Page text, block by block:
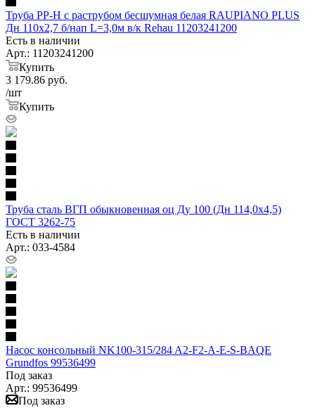
Труба PP-H с раструбом бесшумная белая RAUPIANO PLUS
Дн 110х2,7 б/нап L=3,0м в/к Rehau 11203241200
Есть в наличии
Арт.: 11203241200
Купить
3 179.86 руб.
/шт
Купить
Труба сталь ВГП обыкновенная оц Ду 100 (Дн 114,0х4,5)
ГОСТ 3262-75
Есть в наличии
Арт.: 033-4584
Насос консольный NK100-315/284 A2-F2-A-E-S-BAQE
Grundfos 99536499
Под заказ
Арт.: 99536499
Под заказ